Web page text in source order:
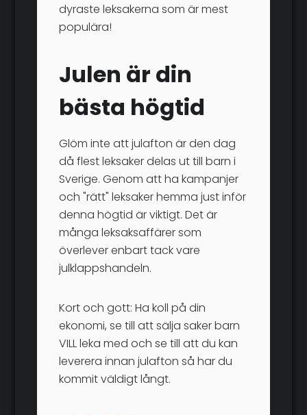
dyraste leksakerna som är mest
populära!
Julen är din
bästa högtid
Glöm inte att julafton är den dag
då flest leksaker delas ut till barn i
Sverige. Genom att ha kampanjer
och "rätt" leksaker hemma just inför
denna högtid är viktigt. Det är
många leksaksaffärer som
överlever enbart tack vare
julklappshandeln.
Kort och gott: Ha koll på din
ekonomi, se till att sälja saker barn
VILL leka med och se till att du kan
leverera innan julafton så har du
kommit väldigt långt.